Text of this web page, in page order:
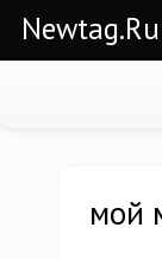
Newtag.Ru
мой